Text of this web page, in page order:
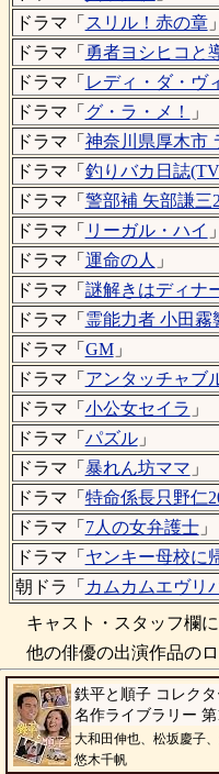
ドラマ「 スリル！赤の章」
ドラマ「 勇者ヨシヒコと
ドラマ「 レディ・ダ・ヴ
ドラマ「 グ・ラ・メ！ 」
ドラマ「 神奈川県厚木市
ドラマ「 釣りバカ日誌
ドラマ「 警部補 矢部謙三2
ドラマ「 リーガル・ハイ 」
ドラマ「 運命の人 」
ドラマ「 謎解きはディナ
ドラマ「 霊能力者 小田霧
ドラマ「 GM」
ドラマ「 アンタッチャブ
ドラマ「 小公女セイラ 」
ドラマ「 パズル」
ドラマ「 暴れん坊ママ 」
ドラマ「 特命係長只野仁
ドラマ「 7人の女弁護士」
ドラマ「 ヤンキー母校に
朝ドラ「 カムカムエヴリ
キャスト・スタッフ欄に
他の俳優の出演作品のロ
鉄平と順子 コレク
名作ライブラリー 第
大和田伸也、松坂慶子
悠木千帆